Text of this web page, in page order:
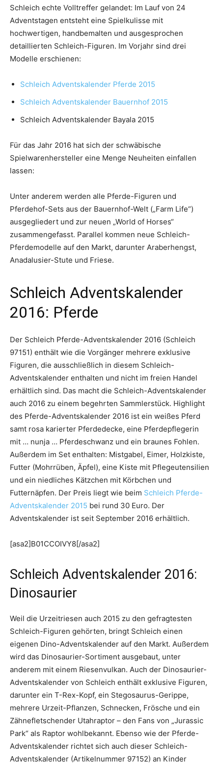
Schleich echte Volltreffer gelandet: Im Lauf von 24
Adventstagen entsteht eine Spielkulisse mit
hochwertigen, handbemalten und ausgesprochen
detaillierten Schleich-Figuren. Im Vorjahr sind drei
Modelle erschienen:
Schleich Adventskalender Pferde 2015
Schleich Adventskalender Bauernhof 2015
Schleich Adventskalender Bayala 2015
Für das Jahr 2016 hat sich der schwäbische
Spielwarenhersteller eine Menge Neuheiten einfallen
lassen:
Unter anderem werden alle Pferde-Figuren und
Pferdehof-Sets aus der Bauernhof-Welt („Farm Life“)
ausgegliedert und zur neuen „World of Horses“
zusammengefasst. Parallel kommen neue Schleich-
Pferdemodelle auf den Markt, darunter Araberhengst,
Anadalusier-Stute und Friese.
Schleich Adventskalender
2016: Pferde
Der Schleich Pferde-Adventskalender 2016 (Schleich
97151) enthält wie die Vorgänger mehrere exklusive
Figuren, die ausschließlich in diesem Schleich-
Adventskalender enthalten und nicht im freien Handel
erhältlich sind. Das macht die Schleich-Adventskalender
auch 2016 zu einem begehrten Sammlerstück. Highlight
des Pferde-Adventskalender 2016 ist ein weißes Pferd
samt rosa karierter Pferdedecke, eine Pferdepflegerin
mit … nunja … Pferdeschwanz und ein braunes Fohlen.
Außerdem im Set enthalten: Mistgabel, Eimer, Holzkiste,
Futter (Mohrrüben, Äpfel), eine Kiste mit Pflegeutensilien
und ein niedliches Kätzchen mit Körbchen und
Futternäpfen. Der Preis liegt wie beim Schleich Pferde-
Adventskalender 2015 bei rund 30 Euro. Der
Adventskalender ist seit September 2016 erhältlich.
[asa2]B01CCOIVY8[/asa2]
Schleich Adventskalender 2016:
Dinosaurier
Weil die Urzeitriesen auch 2015 zu den gefragtesten
Schleich-Figuren gehörten, bringt Schleich einen
eigenen Dino-Adventskalender auf den Markt. Außerdem
wird das Dinosaurier-Sortiment ausgebaut, unter
anderem mit einem Riesenvulkan. Auch der Dinosaurier-
Adventskalender von Schleich enthält exklusive Figuren,
darunter ein T-Rex-Kopf, ein Stegosaurus-Gerippe,
mehrere Urzeit-Pflanzen, Schnecken, Frösche und ein
Zähnefletschender Utahraptor – den Fans von „Jurassic
Park“ als Raptor wohlbekannt. Ebenso wie der Pferde-
Adventskalender richtet sich auch dieser Schleich-
Adventskalender (Artikelnummer 97152) an Kinder